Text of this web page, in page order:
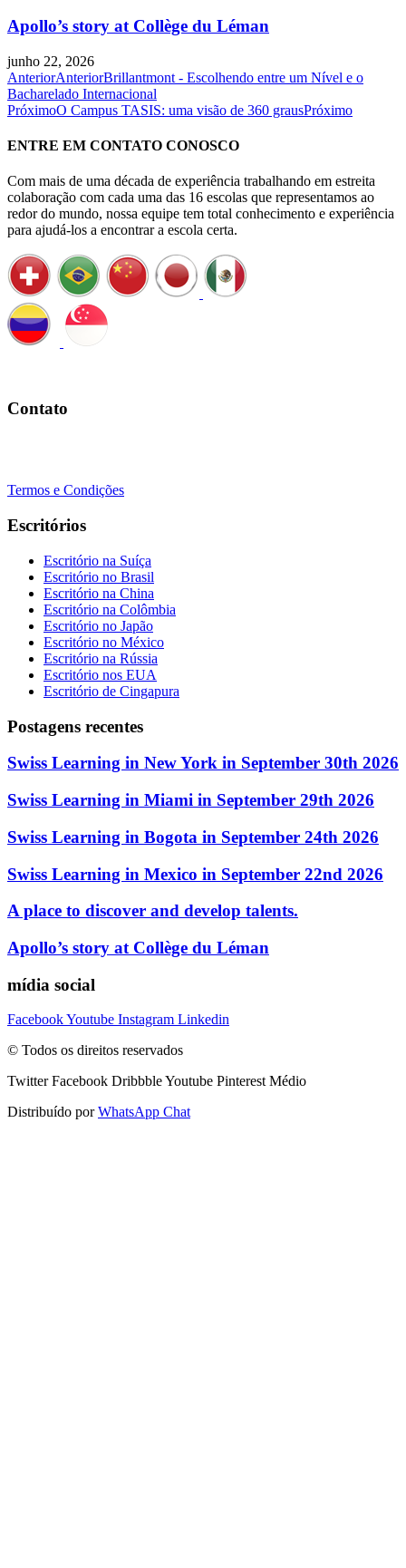
Apollo’s story at Collège du Léman
junho 22, 2026
AnteriorAnteriorBrillantmont - Escolhendo entre um Nível e o
Bacharelado Internacional
PróximoO Campus TASIS: uma visão de 360 grausPróximo
ENTRE EM CONTATO CONOSCO
Com mais de uma década de experiência trabalhando em estreita
colaboração com cada uma das 16 escolas que representamos ao
redor do mundo, nossa equipe tem total conhecimento e experiência
para ajudá-los a encontrar a escola certa.
Contato
Termos e Condições
Escritórios
Escritório na Suíça
Escritório no Brasil
Escritório na China
Escritório na Colômbia
Escritório no Japão
Escritório no México
Escritório na Rússia
Escritório nos EUA
Escritório de Cingapura
Postagens recentes
Swiss Learning in New York in September 30th 2026
Swiss Learning in Miami in September 29th 2026
Swiss Learning in Bogota in September 24th 2026
Swiss Learning in Mexico in September 22nd 2026
A place to discover and develop talents.
Apollo’s story at Collège du Léman
mídia social
FacebookYoutube Instagram Linkedin
© Todos os direitos reservados
Twitter Facebook DribbbleYoutube Pinterest Médio
Distribuído porWhatsApp Chat